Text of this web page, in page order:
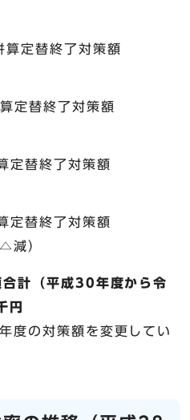
定替終了対策額
定替終了対策額
定替終了対策額
定替終了対策額
減）
計（平成30年度から令
円
度の対策額を変更してい